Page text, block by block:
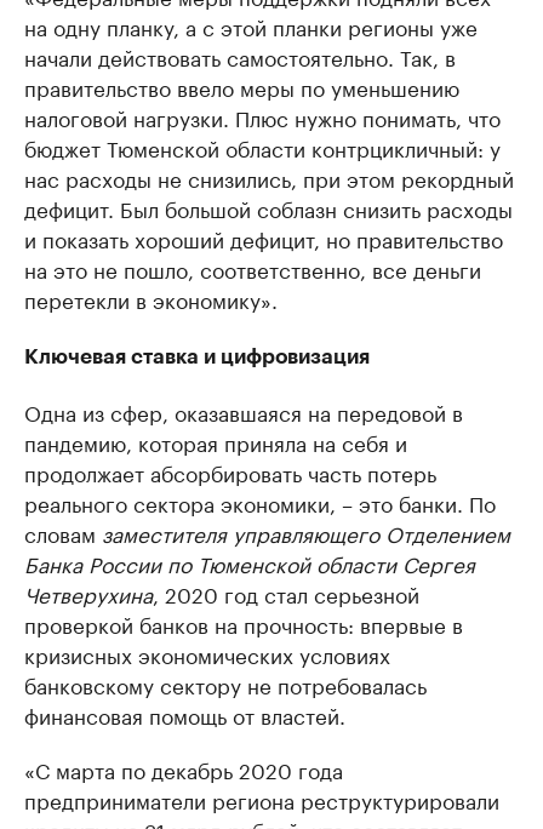
на одну планку, а с этой планки регионы уже
начали действовать самостоятельно. Так, в
правительство ввело меры по уменьшению
налоговой нагрузки. Плюс нужно понимать, что
бюджет Тюменской области контрцикличный: у
нас расходы не снизились, при этом рекордный
дефицит. Был большой соблазн снизить расходы
и показать хороший дефицит, но правительство
на это не пошло, соответственно, все деньги
перетекли в экономику».
Ключевая ставка и цифровизация
Одна из сфер, оказавшаяся на передовой в
пандемию, которая приняла на себя и
продолжает абсорбировать часть потерь
реального сектора экономики, – это банки. По
словам заместителя управляющего Отделением
Банка России по Тюменской области Сергея
Четверухина, 2020 год стал серьезной
проверкой банков на прочность: впервые в
кризисных экономических условиях
банковскому сектору не потребовалась
финансовая помощь от властей.
«С марта по декабрь 2020 года
предприниматели региона реструктурировали